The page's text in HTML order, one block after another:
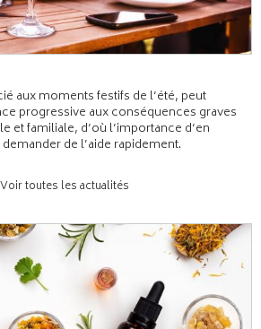
aux moments festifs de l’été, peut
progressive aux conséquences graves
et familiale, d’où l’importance d’en
de l’aide rapidement.
toutes les actualités